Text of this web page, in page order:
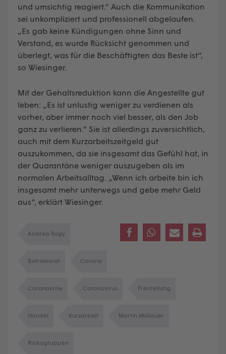
und umsichtig reagiert.“ Auch die Kommunikation
sei unkompliziert und professionell abgelaufen.
„Es gab keine Kündigungen ohne Sinn und
Verstand, es wurde Rücksicht genommen und
überlegt, was für die Beschäftigten das Beste ist“,
so Wiesinger.
Mit der Gehaltsreduktion kann die Angestellte gut
leben: „Es ist unlustig weniger zu verdienen als
vorher, aber immer noch viel besser, als den Job
ganz zu verlieren.“ Sie ist allerdings zuversichtlich,
auch mit dem Kurzarbeitszeitgeld gut
auszukommen, da sie insgesamt das Gefühl hat, in
der Quarantäne weniger auszugeben als im
normalen Arbeitsalltag. „Wenn ich arbeite bin ich
insgesamt mehr unterwegs und gebe mehr Geld
aus“, erklärt Wiesinger.
Andrea Rogy
Betriebsrat Corona
Coronakrise Coronavirus Freistellung
Handel Kurzarbeit Martin Müllauer
Risikogruppen